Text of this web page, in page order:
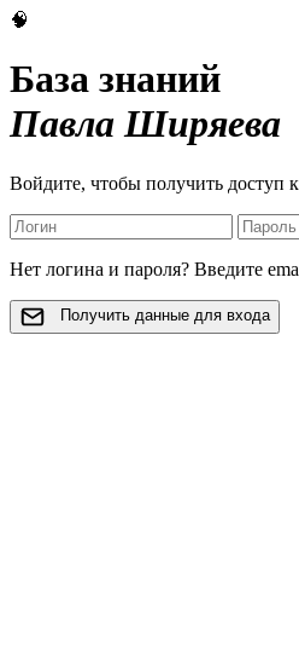
🧠
База знаний
Павла Ширяева
Войдите, чтобы получить доступ
Нет логина и пароля? Введите
Получить данные для входа